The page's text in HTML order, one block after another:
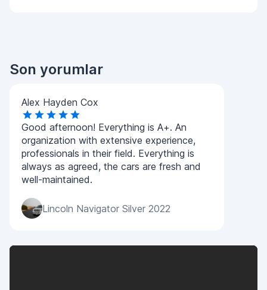
Son yorumlar
Alex Hayden Cox
Good afternoon! Everything is A+. An
organization with extensive experience,
professionals in their field. Everything is
always as agreed, the cars are fresh and
well-maintained.
Lincoln Navigator Silver 2022